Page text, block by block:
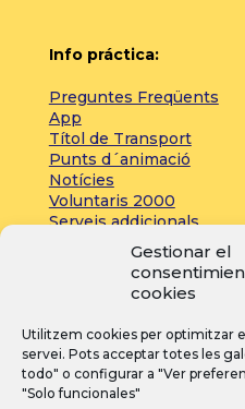
Gestionar el
cookies
Utilitzem cookies per optimitzar
servei. Pots acceptar totes les
todo" o configurar a "Ver
"Solo funcionales"
Info práctica:
Preguntes Freqüents
App
Títol de Transport
Punts d´animació
Notícies
Voluntaris 2000
Serveis addicionals
Zona de prensa:
Acreditacions
Inscripcions
Notícies